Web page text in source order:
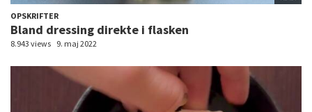
OPSKRIFTER
Bland dressing direkte i flasken
8.943 views 9. maj 2022